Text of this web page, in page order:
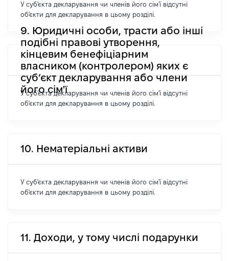
У суб'єкта декларування чи членів його сім'ї відсутні
об'єкти для декларування в цьому розділі.
9. Юридичні особи, трасти або інші
подібні правові утворення,
кінцевим бенефіціарним
власником (контролером) яких є
суб’єкт декларування або члени
його сім'ї
У суб'єкта декларування чи членів його сім'ї відсутні
об'єкти для декларування в цьому розділі.
10. Нематеріальні активи
У суб'єкта декларування чи членів його сім'ї відсутні
об'єкти для декларування в цьому розділі.
11. Доходи, у тому числі подарунки